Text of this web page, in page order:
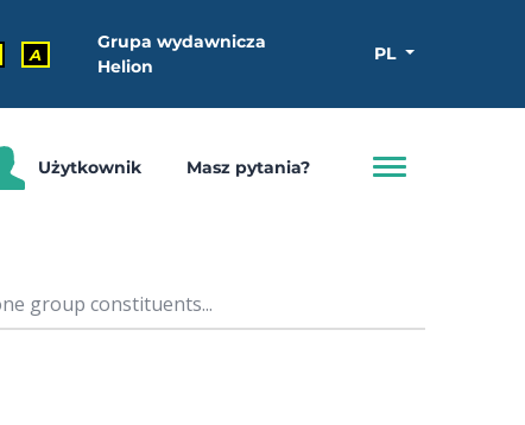
A
Grupa wydawnicza
Helion
PL
Użytkownik Masz pytania?
group constituents...